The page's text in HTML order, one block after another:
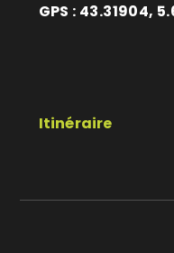
GPS : 43.31904,
Itinéraire